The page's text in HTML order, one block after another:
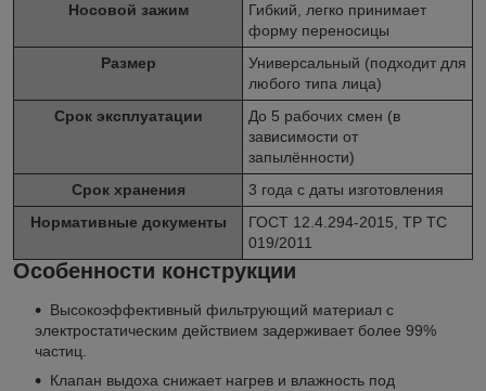
Носовой зажим
Гибкий, легко принимает
форму переносицы
Размер
Универсальный (подходит для
любого типа лица)
Срок эксплуатации
До 5 рабочих смен (в
зависимости от
запылённости)
Срок хранения
3 года с даты изготовления
Нормативные документы
ГОСТ 12.4.294-2015, ТР ТС
019/2011
Особенности конструкции
Высокоэффективный фильтрующий материал с
электростатическим действием задерживает более 99%
частиц.
Клапан выдоха снижает нагрев и влажность под